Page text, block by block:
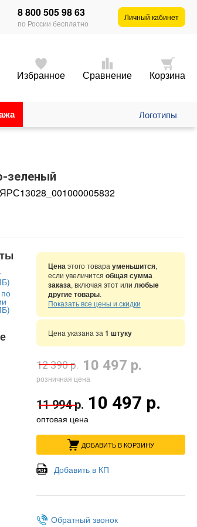
8 800 505 98 63
по России бесплатно
Личный кабинет
Избранное Сравнение Корзина
Логотипы
зеленый
ЯРС13028_001000005832
Ценаэтого товара уменьшится,
если увеличится общая сумма
заказа, включая этот или любые
другие товары.
Показать все цены и скидки
Цена указана за 1 штуку
12 390 р. 10 497 р.
розничная цена
11 994 р. 10 497 р.
оптовая цена
ДОБАВИТЬ В КОРЗИНУ
Добавить в КП
Обратный звонок